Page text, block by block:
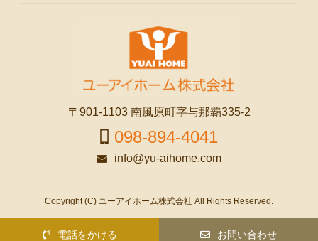
〒901-1103 南風原町字与那覇335-2
098-894-4041
info@yu-aihome.com
Copyright (C) ユーアイホーム株式会社 All Rights Reserved.
電話をかける お問い合わせ